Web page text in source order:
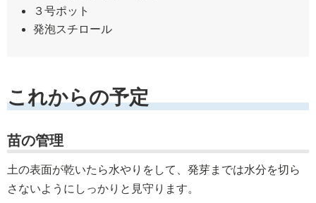
３号ポット
発泡スチロール
これからの予定
苗の管理
土の表面が乾いたら水やりをして、発芽までは水分を切ら
さないようにしっかりと見守ります。